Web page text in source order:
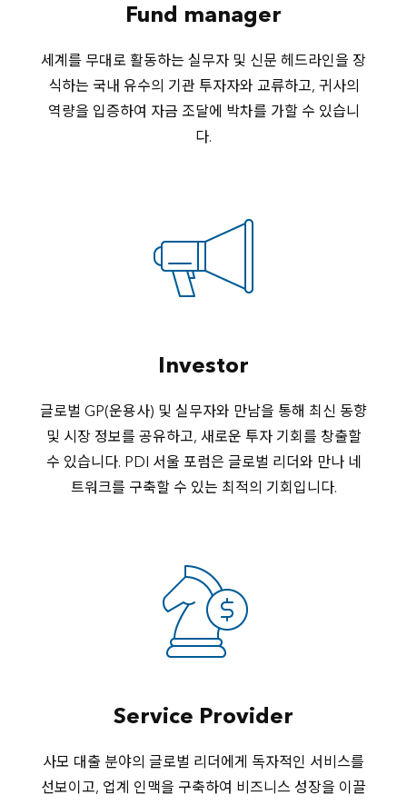
Fund manager
세계를 무대로 활동하는 실무자 및 신문 헤드라인을 장
식하는 국내 유수의 기관 투자자와 교류하고, 귀사의
역량을 입증하여 자금 조달에 박차를 가할 수 있습니
다.
Investor
글로벌 GP(운용사) 및 실무자와 만남을 통해 최신 동향
및 시장 정보를 공유하고, 새로운 투자 기회를 창출할
수 있습니다. PDI 서울 포럼은 글로벌 리더와 만나 네
트워크를 구축할 수 있는 최적의 기회입니다.
Service Provider
사모 대출 분야의 글로벌 리더에게 독자적인 서비스를
선보이고, 업계 인맥을 구축하여 비즈니스 성장을 이끌